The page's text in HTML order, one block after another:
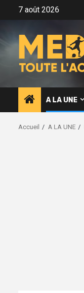
7 août 2026
A LA UNE
Accueil A LA UNE